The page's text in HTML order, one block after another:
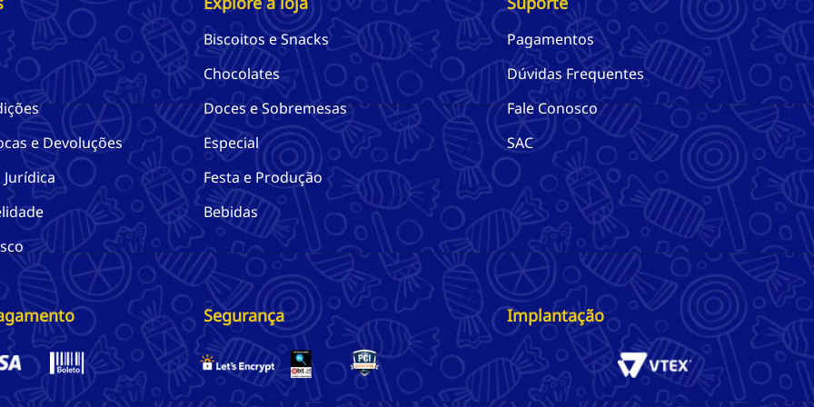
e Devoluções
Biscoitos e Snacks
Chocolates
Doces e Sobremesas
Especial
Festa e Produção
Bebidas
Segurança
Pagamentos
Dúvidas Frequentes
Fale Conosco
SAC
Implantação